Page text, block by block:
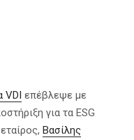
VDI επέβλεψε με
για τα ESG
Βασίλης